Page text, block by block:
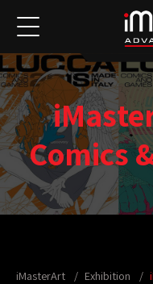
Comics
iMasterArt Exhibition